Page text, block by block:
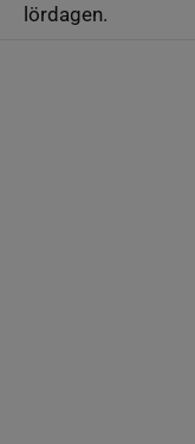
lördagen.